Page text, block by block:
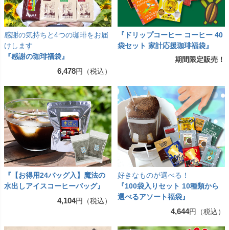
感謝の気持ちと4つの珈琲をお届
けします
『感謝の珈琲福袋』
6,478円（税込）
『ドリップコーヒー コーヒー 40
袋セット 家計応援珈琲福袋』
期間限定販売！
『【お得用24バッグ入】魔法の
水出しアイスコーヒーバッグ』
4,104円（税込）
好きなものが選べる！
『100袋入りセット 10種類から
選べるアソート福袋』
4,644円（税込）